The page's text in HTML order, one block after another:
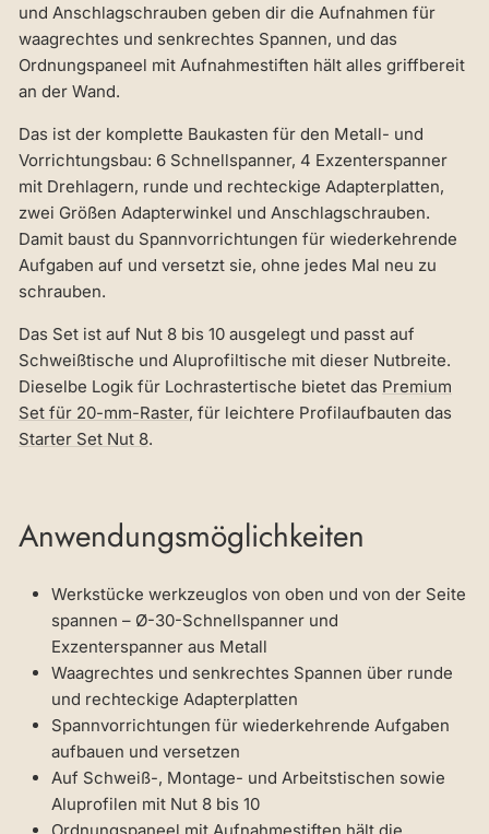
und Anschlagschrauben geben dir die Aufnahmen für
waagrechtes und senkrechtes Spannen, und das
Ordnungspaneel mit Aufnahmestiften hält alles griffbereit
an der Wand.
Das ist der komplette Baukasten für den Metall- und
Vorrichtungsbau: 6 Schnellspanner, 4 Exzenterspanner
mit Drehlagern, runde und rechteckige Adapterplatten,
zwei Größen Adapterwinkel und Anschlagschrauben.
Damit baust du Spannvorrichtungen für wiederkehrende
Aufgaben auf und versetzt sie, ohne jedes Mal neu zu
schrauben.
Das Set ist auf Nut 8 bis 10 ausgelegt und passt auf
Schweißtische und Aluprofiltische mit dieser Nutbreite.
Dieselbe Logik für Lochrastertische bietet das Premium
Set für 20-mm-Raster, für leichtere Profilaufbauten das
Starter Set Nut 8.
Anwendungsmöglichkeiten
Werkstücke werkzeuglos von oben und von der Seite
spannen – Ø-30-Schnellspanner und
Exzenterspanner aus Metall
Waagrechtes und senkrechtes Spannen über runde
und rechteckige Adapterplatten
Spannvorrichtungen für wiederkehrende Aufgaben
aufbauen und versetzen
Auf Schweiß-, Montage- und Arbeitstischen sowie
Aluprofilen mit Nut 8 bis 10